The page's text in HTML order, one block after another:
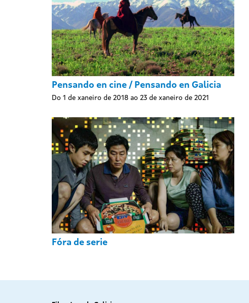
Pensando en cine / Pensando en Galicia
Do 1 de xaneiro de 2018 ao 23 de xaneiro de 2021
Fóra de serie